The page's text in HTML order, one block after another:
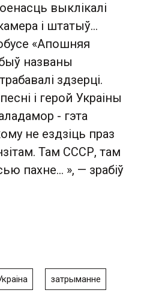
выклікалі
і штатыў…
«Апошняя
названы
здзерці.
і герой Украіны
- гэта
не ездзіць праз
Там СССР, там
пахне... », — зрабіў
затрыманне